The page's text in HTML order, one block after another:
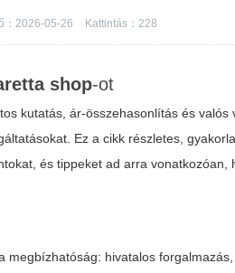
：2026-05-26 Kattintás： 228
shop-ot
kutatás, ár-összehasonlítás és valós
Ez a cikk részletes,
és tippeket ad arra
megbízhatóság: hivatalos